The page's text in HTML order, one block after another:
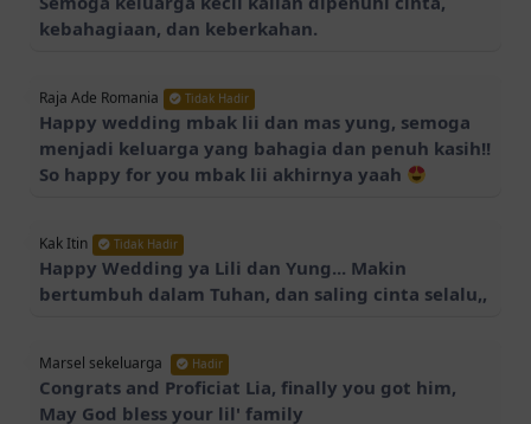
kebahagiaan, dan keberkahan.
Raja Ade Romania Tidak Hadir
Happy wedding mbak lii dan mas yung, semoga
menjadi keluarga yang bahagia dan penuh kasih!!
So happy for you mbak lii akhirnya yaah
Kak Itin Tidak Hadir
Happy Wedding ya Lili dan Yung... Makin
bertumbuh dalam Tuhan, dan saling cinta selalu,,
Marsel sekeluarga Hadir
Congrats and Proficiat Lia, finally you got him,
May God bless your lil' family